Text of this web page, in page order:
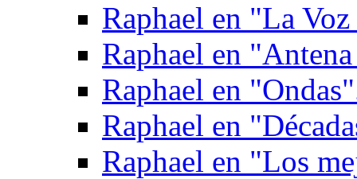
Raphael en "La
Raphael en
Raphael en
Raphael en
Raphael en "Los